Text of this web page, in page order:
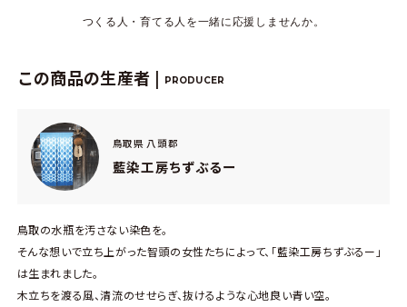
つくる人・育てる人を一緒に応援しませんか。
この商品の生産者 | PRODUCER
鳥取県 八頭郡
藍染工房ちずぶるー
鳥取の水瓶を汚さない染色を。
そんな想いで立ち上がった智頭の女性たちによって、「藍染工房ちずぶるー」
は生まれました。
木立ちを渡る風、清流のせせらぎ、抜けるような心地良い青い空。